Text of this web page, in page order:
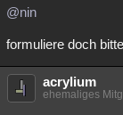
Übersichten
Besucht
Lesenswert
@nin
formuliere doch
acrylium
ehemaliges